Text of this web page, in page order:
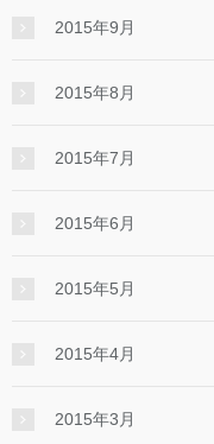
2015年9月
2015年8月
2015年7月
2015年6月
2015年5月
2015年4月
2015年3月